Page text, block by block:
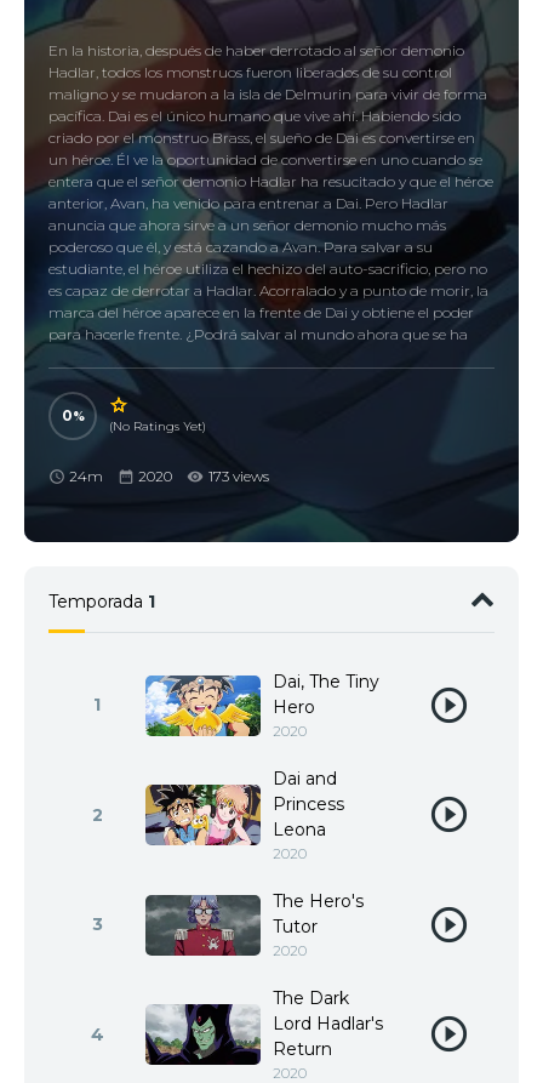
En la historia, después de haber derrotado al señor demonio
Hadlar, todos los monstruos fueron liberados de su control
maligno y se mudaron a la isla de Delmurin para vivir de forma
pacífica. Dai es el único humano que vive ahí. Habiendo sido
criado por el monstruo Brass, el sueño de Dai es convertirse en
un héroe. Él ve la oportunidad de convertirse en uno cuando se
entera que el señor demonio Hadlar ha resucitado y que el héroe
anterior, Avan, ha venido para entrenar a Dai. Pero Hadlar
anuncia que ahora sirve a un señor demonio mucho más
poderoso que él, y está cazando a Avan. Para salvar a su
estudiante, el héroe utiliza el hechizo del auto-sacrificio, pero no
es capaz de derrotar a Hadlar. Acorralado y a punto de morir, la
marca del héroe aparece en la frente de Dai y obtiene el poder
para hacerle frente. ¿Podrá salvar al mundo ahora que se ha
convertido en un héroe?
0
(No Ratings Yet)
24m 2020 173 views
Temporada 1
1
Dai, The Tiny
Hero
2020
2
Dai and
Princess
Leona
2020
3
The Hero's
Tutor
2020
4
The Dark
Lord Hadlar's
Return
2020